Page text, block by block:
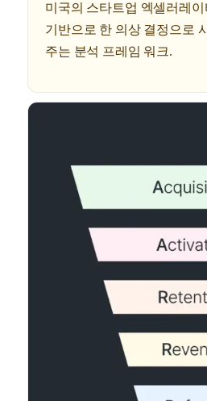
미국의 스타트업 엑셀러레
기반으로 한 의상 결정으로
주는 분석 프레임 워크.